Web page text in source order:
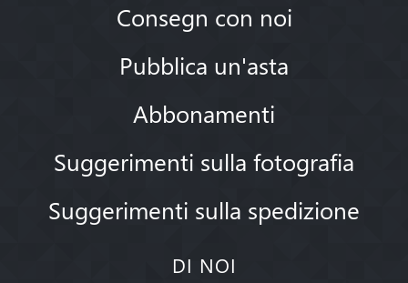
Consegn con noi
Pubblica un'asta
Abbonamenti
Suggerimenti sulla fotografia
Suggerimenti sulla spedizione
DI NOI